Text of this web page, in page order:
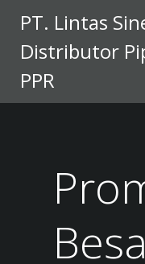
PT. Lintas
Distributor
PPR